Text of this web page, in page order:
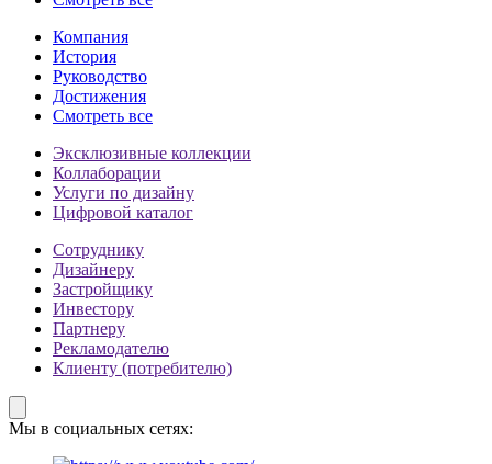
Компания
История
Руководство
Достижения
Смотреть все
Эксклюзивные коллекции
Коллаборации
Услуги по дизайну
Цифровой каталог
Сотруднику
Дизайнеру
Застройщику
Инвестору
Партнеру
Рекламодателю
Клиенту (потребителю)
Мы в социальных сетях: